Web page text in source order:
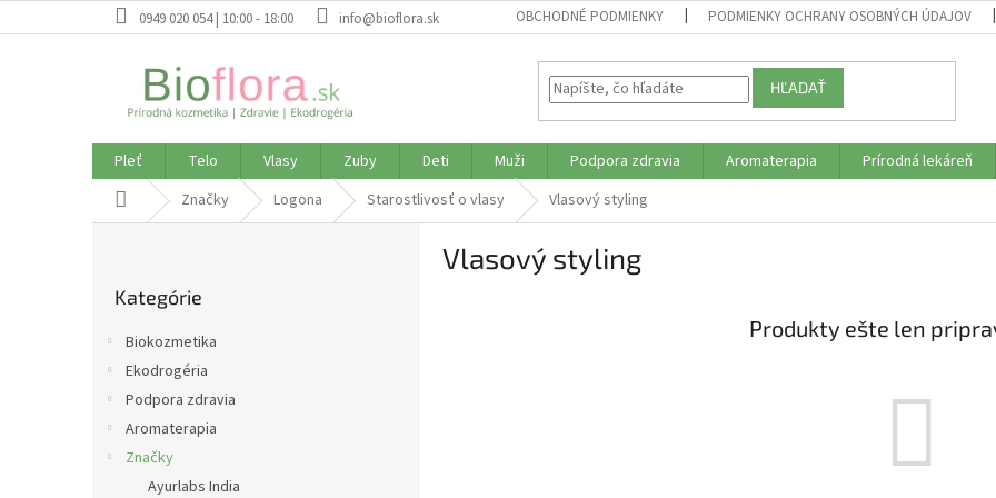
na
0949 020 054 | 10:00 - 18:00 info@bioflora.sk OBCHODNÉ PODMIENKY PODMIENKY OCHRANY OSOBNÝCH ÚDAJOV
HĽADAŤ
Pleť Telo Vlasy Zuby Deti Muži Podpora zdravia Aromaterapia Prírodná lekáreň
Domov Značky Logona Starostlivosť o vlasy Vlasový styling
kategórie
Kategórie
Biokozmetika
Ekodrogéria
Podpora zdravia
Aromaterapia
Značky
Ayurlabs India
Vlasový styling
Produkty ešte len